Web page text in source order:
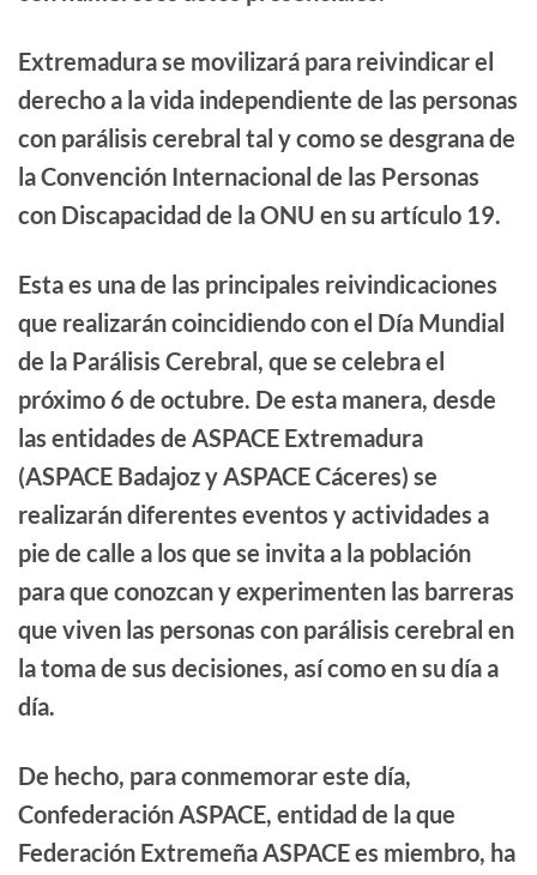
Extremadura se movilizará para reivindicar el
derecho a la vida independiente de las personas
con parálisis cerebral tal y como se desgrana de
la Convención Internacional de las Personas
con Discapacidad de la ONU en su artículo 19.
Esta es una de las principales reivindicaciones
que realizarán coincidiendo con el Día Mundial
de la Parálisis Cerebral, que se celebra el
próximo 6 de octubre. De esta manera, desde
las entidades de ASPACE Extremadura
(ASPACE Badajoz y ASPACE Cáceres) se
realizarán diferentes eventos y actividades a
pie de calle a los que se invita a la población
para que conozcan y experimenten las barreras
que viven las personas con parálisis cerebral en
la toma de sus decisiones, así como en su día a
día.
De hecho, para conmemorar este día,
Confederación ASPACE, entidad de la que
Federación Extremeña ASPACE es miembro, ha